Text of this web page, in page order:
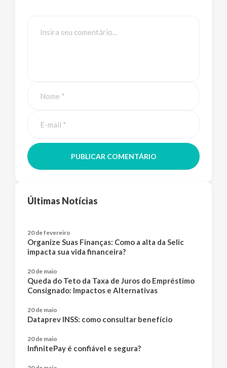
PUBLICAR COMENTÁRIO
Últimas Notícias
20 de fevereiro
Organize Suas Finanças: Como a alta da Selic
impacta sua vida financeira?
20 de maio
Queda do Teto da Taxa de Juros do Empréstimo
Consignado: Impactos e Alternativas
20 de maio
Dataprev INSS: como consultar benefício
20 de maio
InfinitePay é confiável e segura?